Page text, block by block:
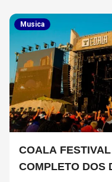
Musica
COALA
COMPLETO DOS